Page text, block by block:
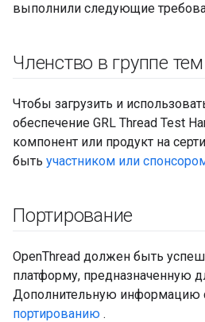
выполнили следующие
Членство в группе тем
Чтобы загрузить и
обеспечение GRL Thread Test
компонент или продукт на
быть участником или
Портирование
OpenThread должен быть
платформу, предназначенную
Дополнительную информацию
портированию .